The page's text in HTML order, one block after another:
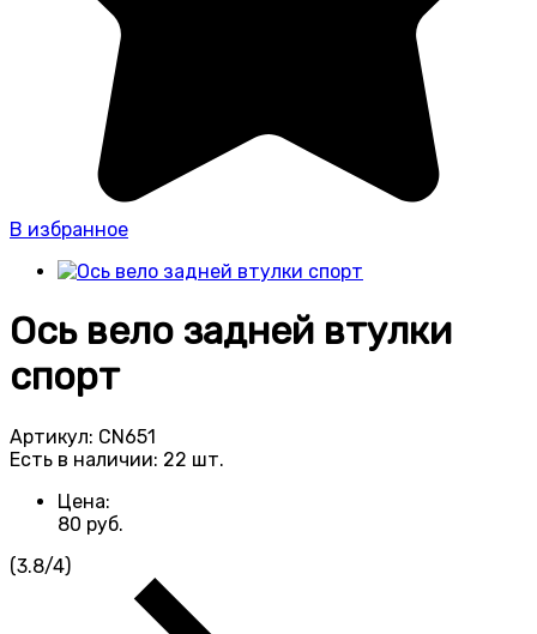
В избранное
Ось вело задней втулки
спорт
Артикул: CN651
Есть в наличии: 22 шт.
Цена:
80 руб.
(3.8/4)